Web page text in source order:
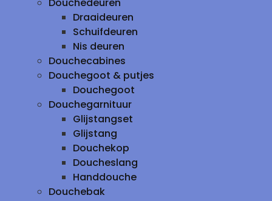
Draaideuren
Schuifdeuren
Nis deuren
Douchecabines
Douchegoot & putjes
Douchegoot
Douchegarnituur
Glijstangset
Glijstang
Douchekop
Doucheslang
Handdouche
Douchebak